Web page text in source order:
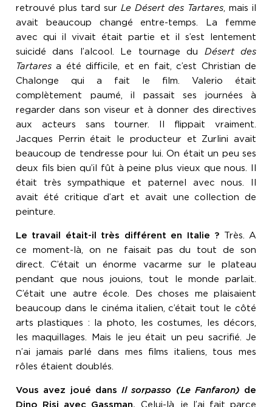
retrouvé plus tard sur Le Désert des Tartares, mais il
avait beaucoup changé entre-temps. La femme
avec qui il vivait était partie et il s’est lentement
suicidé dans l’alcool. Le tournage du Désert des
Tartares a été difficile, et en fait, c’est Christian de
Chalonge qui a fait le film. Valerio était
complètement paumé, il passait ses journées à
regarder dans son viseur et à donner des directives
aux acteurs sans tourner. Il flippait vraiment.
Jacques Perrin était le producteur et Zurlini avait
beaucoup de tendresse pour lui. On était un peu ses
deux fils bien qu’il fût à peine plus vieux que nous. Il
était très sympathique et paternel avec nous. Il
avait été critique d’art et avait une collection de
peinture.
Le travail était-il très différent en Italie ? Très. A
ce moment-là, on ne faisait pas du tout de son
direct. C’était un énorme vacarme sur le plateau
pendant que nous jouions, tout le monde parlait.
C’était une autre école. Des choses me plaisaient
beaucoup dans le cinéma italien, c’était tout le côté
arts plastiques : la photo, les costumes, les décors,
les maquillages. Mais le jeu était un peu sacrifié. Je
n’ai jamais parlé dans mes films italiens, tous mes
rôles étaient doublés.
Vous avez joué dans Il sorpasso (Le Fanfaron) de
Dino Risi avec Gassman. Celui-là, je l’ai fait parce